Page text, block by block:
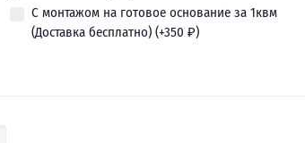
С монтажом на готовое основание за 1квм
(Доставка бесплатно) (+350 ₽)